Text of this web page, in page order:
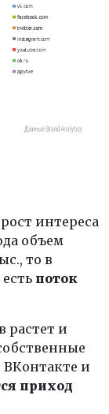
интереса
объем
то в
поток
растет и
и
приход